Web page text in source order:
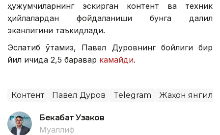
ҳужумчиларнинг эскирган контент ва техник
ҳийлалардан фойдаланиши бунга далил
эканлигини таъкидлади.
Эслатиб ўтамиз, Павел Дуровнинг бойлиги бир
йил ичида 2,5 баравар камайди.
Контент Павел Дуров Telegram Жаҳон
Бекабат Узаков
Муаллиф